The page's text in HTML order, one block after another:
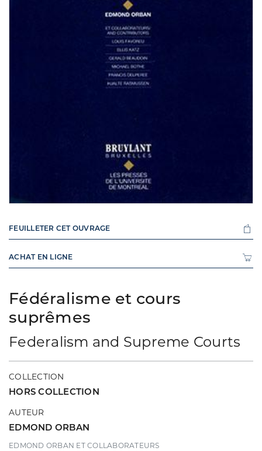
Fédéralisme et cours
suprêmes
Federalism and Supreme Courts
COLLECTION
HORS COLLECTION
AUTEUR
EDMOND ORBAN
EDMOND ORBAN ET COLLABORATEURS
FEUILLETER CET OUVRAGE
ACHAT EN LIGNE